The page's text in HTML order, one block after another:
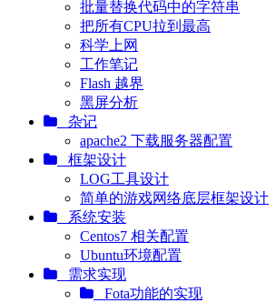
批量替换代码中的字符串
把所有CPU拉到最高
科学上网
工作笔记
Flash 越界
黑屏分析
杂记
apache2 下载服务器配置
框架设计
LOG工具设计
简单的游戏网络底层框架设计
系统安装
Centos7 相关配置
Ubuntu环境配置
需求实现
Fota功能的实现